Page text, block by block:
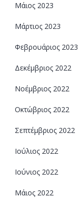
Μάιος 2023
Μάρτιος 2023
Φεβρουάριος 2023
Δεκέμβριος 2022
Νοέμβριος 2022
Οκτώβριος 2022
Σεπτέμβριος 2022
Ιούλιος 2022
Ιούνιος 2022
Μάιος 2022